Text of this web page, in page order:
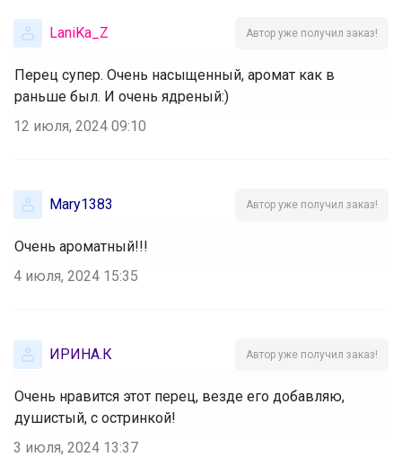
LaniKa_Z Автор уже получил заказ!
Перец супер. Очень насыщенный, аромат как в
раньше был. И очень ядреный:)
12 июля, 2024 09:10
Mary1383 Автор уже получил заказ!
Очень ароматный!!!
4 июля, 2024 15:35
ИРИНА.К Автор уже получил заказ!
Очень нравится этот перец, везде его добавляю,
душистый, с остринкой!
3 июля, 2024 13:37